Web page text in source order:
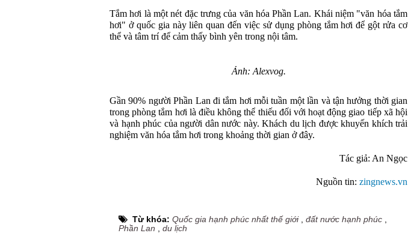
Tắm hơi là một nét đặc trưng của văn hóa Phần Lan. Khái niệm "văn hóa tắm
hơi" ở quốc gia này liên quan đến việc sử dụng phòng tắm hơi để gột rửa cơ
thể và tâm trí để cảm thấy bình yên trong nội tâm.
Ảnh: Alexvog.
Gần 90% người Phần Lan đi tắm hơi mỗi tuần một lần và tận hưởng thời gian
trong phòng tắm hơi là điều không thể thiếu đối với hoạt động giao tiếp xã hội
và hạnh phúc của người dân nước này. Khách du lịch được khuyến khích trải
nghiệm văn hóa tắm hơi trong khoảng thời gian ở đây.
Tác giả: An Ngọc
Nguồn tin: zingnews.vn
Từ khóa: Quốc gia hạnh phúc nhất thế giới, đất nước hạnh phúc
Phần Lan
du lịch